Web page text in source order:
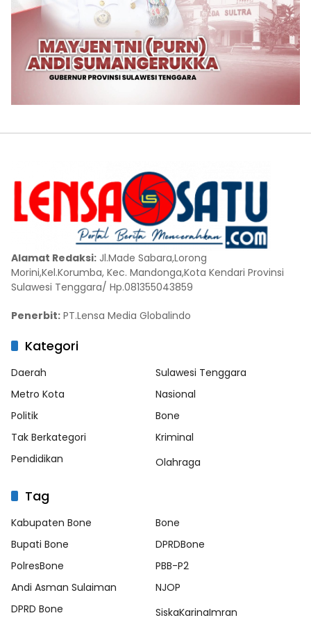
Alamat Redaksi: Jl.Made Sabara,Lorong
Morini,Kel.Korumba, Kec. Mandonga,Kota Kendari Provinsi
Sulawesi Tenggara/ Hp.081355043859
Penerbit: PT.Lensa Media Globalindo
Kategori
Daerah
Sulawesi Tenggara
Metro Kota
Nasional
Politik
Bone
Tak Berkategori
Kriminal
Pendidikan
Olahraga
Tag
Kabupaten Bone
Bone
Bupati Bone
DPRDBone
PolresBone
PBB-P2
Andi Asman Sulaiman
NJOP
DPRD Bone
SiskaKarinaImran